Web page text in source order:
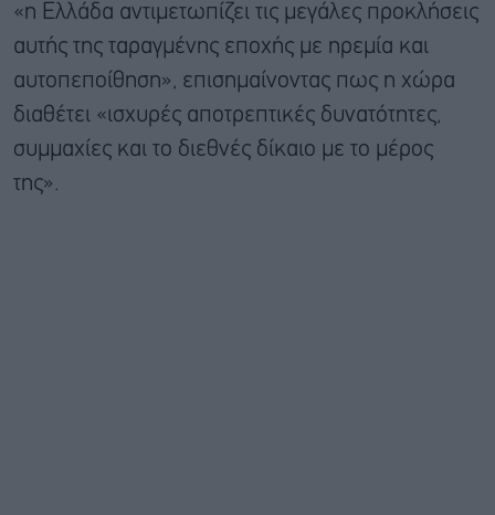
«η Ελλάδα αντιμετωπίζει τις μεγάλες προκλήσεις
αυτής της ταραγμένης εποχής με ηρεμία και
αυτοπεποίθηση», επισημαίνοντας πως η χώρα
διαθέτει «ισχυρές αποτρεπτικές δυνατότητες,
συμμαχίες και το διεθνές δίκαιο με το μέρος
της».